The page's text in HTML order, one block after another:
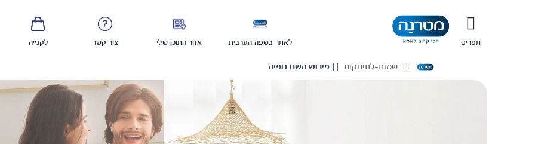
תפריט לאתר בשפה הערבית אזור התוכן שלי צור קשר לקנייה
Home
שמות-לתינוקות פירוש השם נופיה